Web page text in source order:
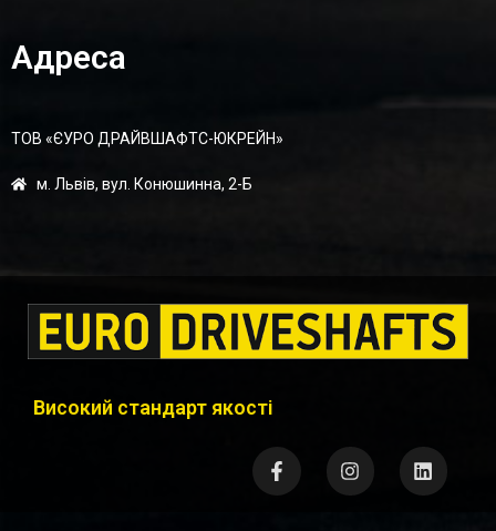
Адреса
ТОВ «ЄУРО ДРАЙВШАФТC-ЮКРЕЙН»
м. Львів, вул. Конюшинна, 2-Б
Високий стандарт якості